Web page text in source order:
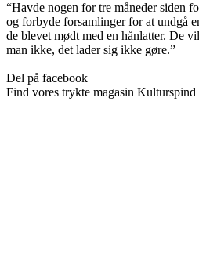
“Havde nogen for tre måneder siden
og forbyde forsamlinger for at undgå
de blevet mødt med en hånlatter. De
man ikke, det lader sig ikke gøre.”
Del på facebook
Find vores trykte magasin